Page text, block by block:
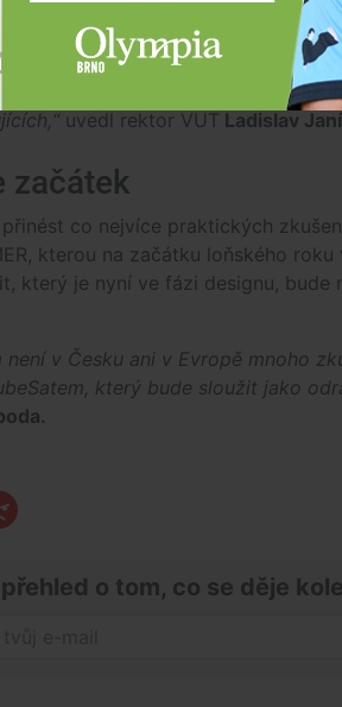
i vedení univerzity.„Jsem rád, že
součástí práce nejen našich
uvedl rektor VUT Ladislav
začátek
přinést co nejvíce praktických
kterou na začátku loňského
který je nyní ve fázi designu, bude
není v Česku ani v Evropě mnoho
který bude sloužit jako
o tom, co se děje